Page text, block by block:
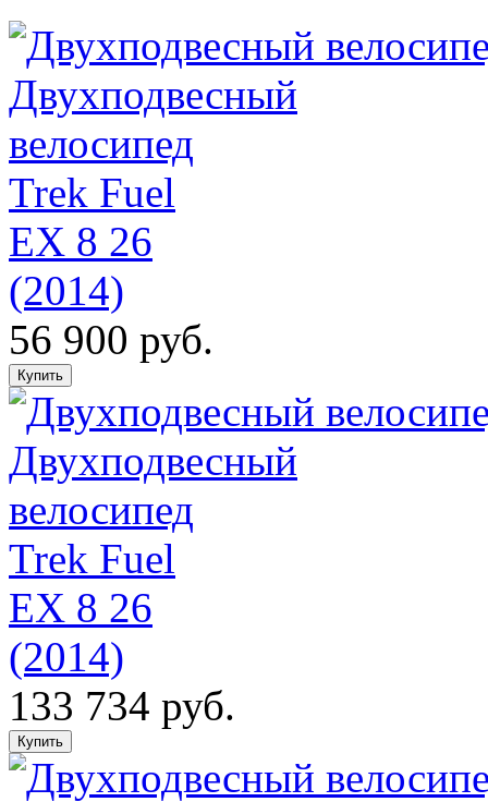
Двухподвесный
велосипед
Trek Fuel
EX 8 26
(2014)
56 900 руб.
Двухподвесный
велосипед
Trek Fuel
EX 8 26
(2014)
133 734 руб.